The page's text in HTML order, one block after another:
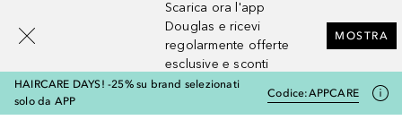
Scarica ora l'app
Douglas e ricevi
regolarmente offerte
esclusive e sconti
MOSTRA
HAIRCARE DAYS! -25% su brand selezionati
solo da APP
Codice:APPCARE
[navigation.slideout.screenreader]